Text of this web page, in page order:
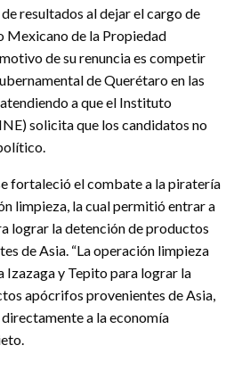
resultados al dejar el cargo de
de la Propiedad
de su renuncia es competir
de Querétaro en las
a que el Instituto
solicita que los candidatos no
fortaleció el combate a la piratería
limpieza, la cual permitió entrar a
lograr la detención de productos
de Asia. “La operación limpieza
Izazaga y Tepito para lograr la
apócrifos provenientes de Asia,
a la economía